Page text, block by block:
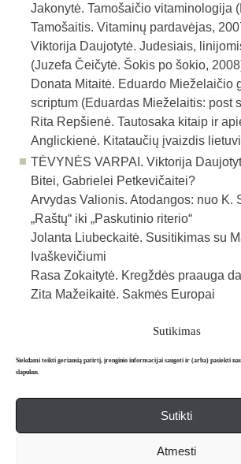
Sutikimas
Siekdami teikti geriausią patirtį, įrenginio informacijai saugoti ir (arba) pasiekti
slapukus.
Sutikti
Atmesti
Jakonytė. Tamošaičio vitaminologija
Tamošaitis. Vitaminų pardavėjas,
Viktorija Daujotytė. Judesiais,
(Juzefa Čeičytė. Šokis po šokio,
Donata Mitaitė. Eduardo Mieželaičio
scriptum (Eduardas Mieželaitis: post
Rita Repšienė. Tautosaka kitaip ir
Anglickienė. Kitataučių įvaizdis
TĖVYNĖS VARPAI. Viktorija
Bitei, Gabrielei Petkevičaitei?
Arvydas Valionis. Atodangos: nuo K.
„Raštų“ iki „Paskutinio riterio“
Jolanta Liubeckaitė. Susitikimas su
Ivaškevičiumi
Rasa Zokaitytė. Kregždės praauga
Zita Mažeikaitė. Sakmės Europai